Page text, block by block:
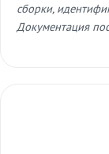
сборки,
Документация